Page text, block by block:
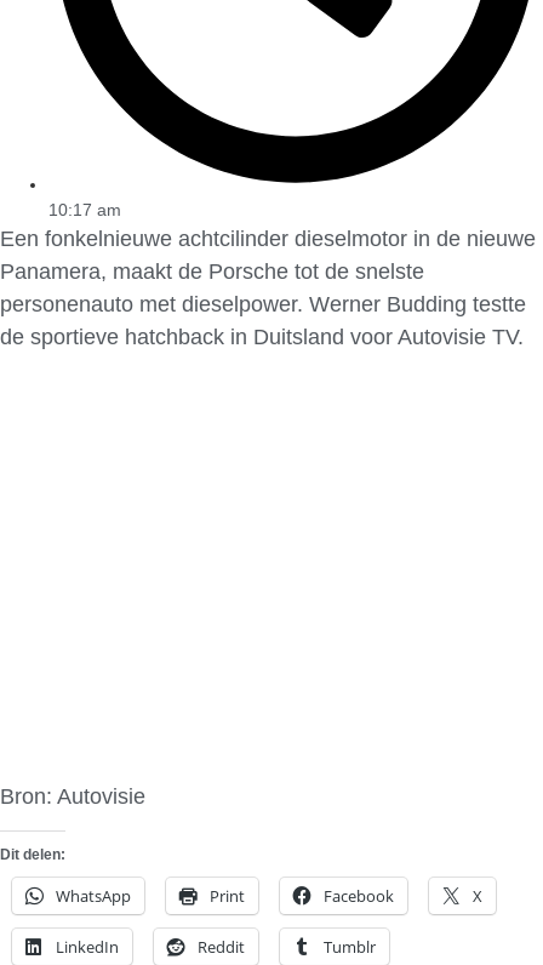
10:17 am
Een fonkelnieuwe achtcilinder dieselmotor in de nieuwe
Panamera, maakt de Porsche tot de snelste
personenauto met dieselpower. Werner Budding testte
de sportieve hatchback in Duitsland voor Autovisie TV.
Bron: Autovisie
Dit delen:
WhatsApp Print Facebook X
LinkedIn Reddit Tumblr